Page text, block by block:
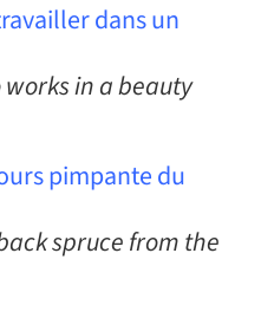
dans un
in a beauty
pimpante du
spruce from the